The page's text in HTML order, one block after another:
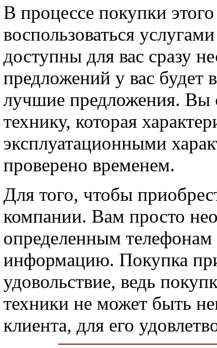
В процессе покупки
воспользоваться
доступны для вас сразу
предложений у вас будет
лучшие предложения.
технику, которая
эксплуатационными
проверено временем.
Для того, чтобы
компании. Вам просто
определенным
информацию. Покупка
удовольствие, ведь
техники не может быть
клиента, для его